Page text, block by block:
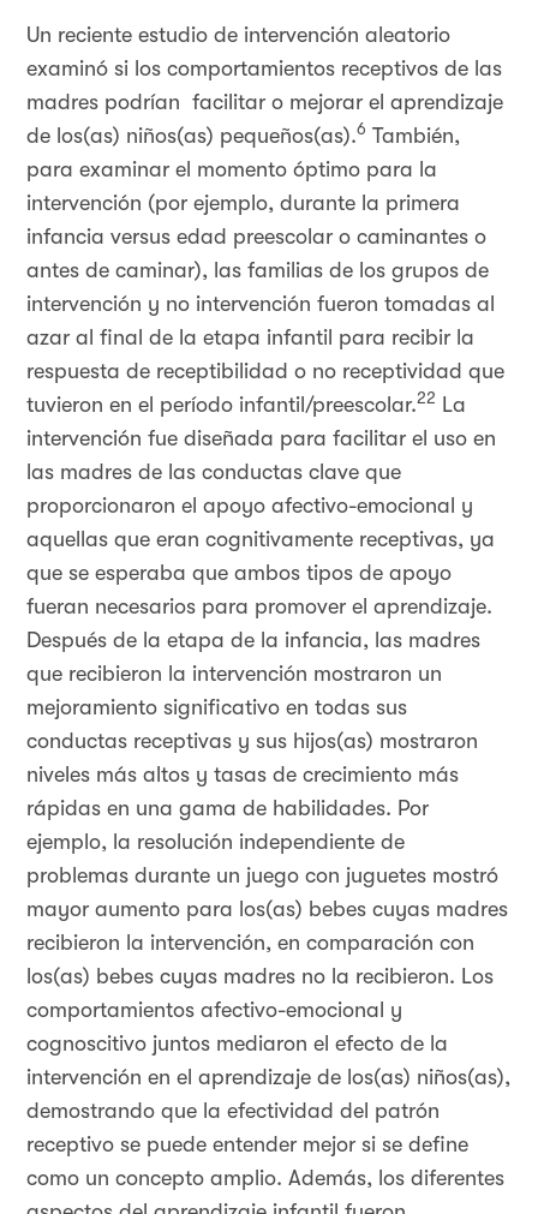
Un reciente estudio de intervención aleatorio
examinó si los comportamientos receptivos de las
madres podrían facilitar o mejorar el aprendizaje
de los(as) niños(as) pequeños(as).6 También,
para examinar el momento óptimo para la
intervención (por ejemplo, durante la primera
infancia versus edad preescolar o caminantes o
antes de caminar), las familias de los grupos de
intervención y no intervención fueron tomadas al
azar al final de la etapa infantil para recibir la
respuesta de receptibilidad o no receptividad que
tuvieron en el período infantil/preescolar.22 La
intervención fue diseñada para facilitar el uso en
las madres de las conductas clave que
proporcionaron el apoyo afectivo-emocional y
aquellas que eran cognitivamente receptivas, ya
que se esperaba que ambos tipos de apoyo
fueran necesarios para promover el aprendizaje.
Después de la etapa de la infancia, las madres
que recibieron la intervención mostraron un
mejoramiento significativo en todas sus
conductas receptivas y sus hijos(as) mostraron
niveles más altos y tasas de crecimiento más
rápidas en una gama de habilidades. Por
ejemplo, la resolución independiente de
problemas durante un juego con juguetes mostró
mayor aumento para los(as) bebes cuyas madres
recibieron la intervención, en comparación con
los(as) bebes cuyas madres no la recibieron. Los
comportamientos afectivo-emocional y
cognoscitivo juntos mediaron el efecto de la
intervención en el aprendizaje de los(as) niños(as),
demostrando que la efectividad del patrón
receptivo se puede entender mejor si se define
como un concepto amplio. Además, los diferentes